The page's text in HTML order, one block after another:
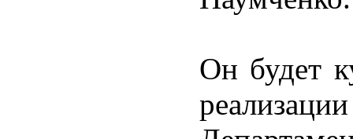
Он будет